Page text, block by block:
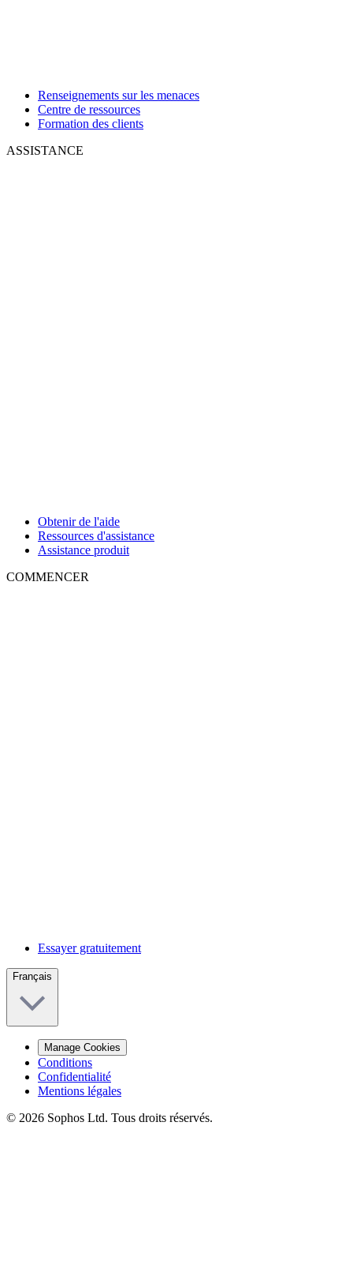
Renseignements sur les menaces
Centre de ressources
Formation des clients
ASSISTANCE
Obtenir de l'aide
Ressources d'assistance
Assistance produit
COMMENCER
Essayer gratuitement
Français
Manage Cookies
Conditions
Confidentialité
Mentions légales
© 2026 Sophos Ltd. Tous droits réservés.